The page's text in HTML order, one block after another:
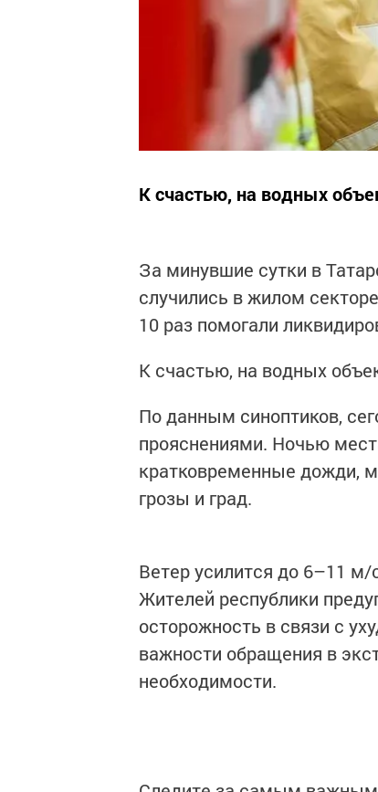
К счастью, на водных
За минувшие сутки в
случились в жилом
10 раз помогали
К счастью, на водных
По данным синоптиков,
прояснениями. Ночью
кратковременные дожди,
грозы и град.
Ветер усилится до 6–11
Жителей республики
осторожность в связи с
важности обращения в
необходимости.